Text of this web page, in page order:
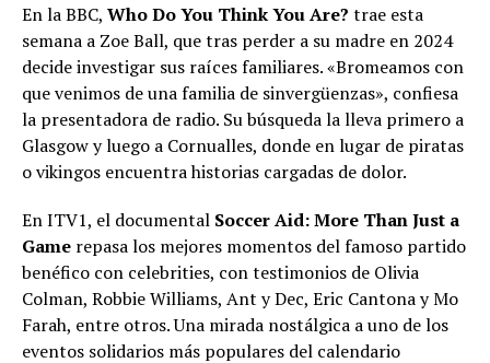
En la BBC, Who Do You Think You Are? trae esta
semana a Zoe Ball, que tras perder a su madre en 2024
decide investigar sus raíces familiares. «Bromeamos con
que venimos de una familia de sinvergüenzas», confiesa
la presentadora de radio. Su búsqueda la lleva primero a
Glasgow y luego a Cornualles, donde en lugar de piratas
o vikingos encuentra historias cargadas de dolor.
En ITV1, el documental Soccer Aid: More Than Just a
Game repasa los mejores momentos del famoso partido
benéfico con celebrities, con testimonios de Olivia
Colman, Robbie Williams, Ant y Dec, Eric Cantona y Mo
Farah, entre otros. Una mirada nostálgica a uno de los
eventos solidarios más populares del calendario